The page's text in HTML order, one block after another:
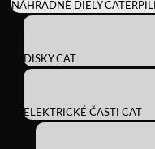
NÁHRADNÉ DIELY
DISKY CAT
ELEKTRICKÉ ČASTI CAT